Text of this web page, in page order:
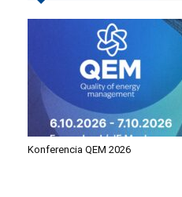
Konferencia QEM 2026